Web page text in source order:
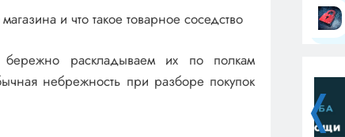
и что такое товарное соседство
раскладываем их по полкам
небрежность при разборе покупок
❬